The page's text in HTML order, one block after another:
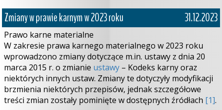
Zmiany w prawie karnym w 2023 roku 31.12.2023
Prawo karne materialne
W zakresie prawa karnego materialnego w 2023 roku
wprowadzono zmiany dotyczące m.in. ustawy z dnia 20
marca 2015 r. o zmianie ustawy – Kodeks karny oraz
niektórych innych ustaw. Zmiany te dotyczyły modyfikacji
brzmienia niektórych przepisów, jednak szczegółowe
treści zmian zostały pominięte w dostępnych źródłach [1].